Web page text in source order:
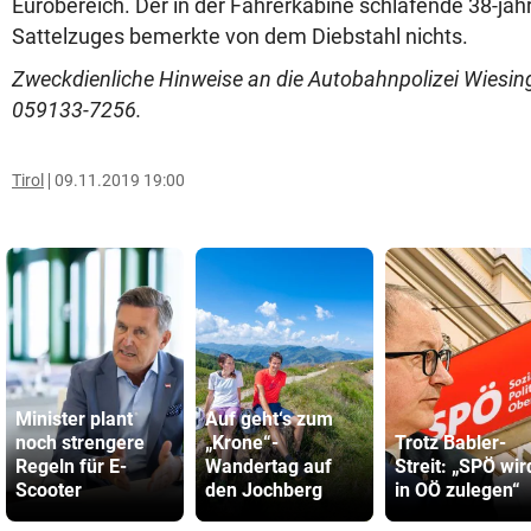
Eurobereich. Der in der Fahrerkabine schlafende 38-
Sattelzuges bemerkte von dem Diebstahl nichts.
Zweckdienliche Hinweise an die Autobahnpolizei
059133-7256.
Tirol 09.11.2019 19:00
Minister plant
noch strengere
Regeln für E-
Scooter
Auf geht‘s zum
„Krone“-
Wandertag auf
den Jochberg
Trotz Babler-
Streit: „SPÖ
in OÖ zulegen“